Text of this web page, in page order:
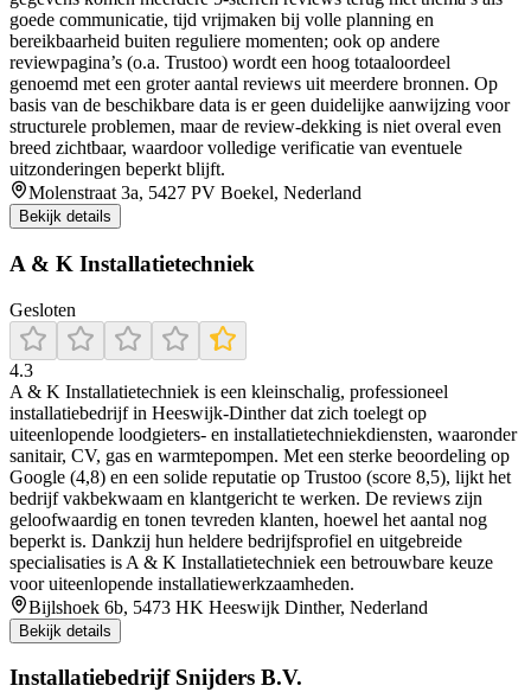
goede communicatie, tijd vrijmaken bij volle planning en
bereikbaarheid buiten reguliere momenten; ook op andere
reviewpagina’s (o.a. Trustoo) wordt een hoog totaaloordeel
genoemd met een groter aantal reviews uit meerdere bronnen. Op
basis van de beschikbare data is er geen duidelijke aanwijzing voor
structurele problemen, maar de review-dekking is niet overal even
breed zichtbaar, waardoor volledige verificatie van eventuele
uitzonderingen beperkt blijft.
Molenstraat 3a, 5427 PV Boekel, Nederland
Bekijk details
A & K Installatietechniek
Gesloten
4.3
A & K Installatietechniek is een kleinschalig, professioneel
installatiebedrijf in Heeswijk‑Dinther dat zich toelegt op
uiteenlopende loodgieters- en installatietechniekdiensten, waaronder
sanitair, CV, gas en warmtepompen. Met een sterke beoordeling op
Google (4,8) en een solide reputatie op Trustoo (score 8,5), lijkt het
bedrijf vakbekwaam en klantgericht te werken. De reviews zijn
geloofwaardig en tonen tevreden klanten, hoewel het aantal nog
beperkt is. Dankzij hun heldere bedrijfsprofiel en uitgebreide
specialisaties is A & K Installatietechniek een betrouwbare keuze
voor uiteenlopende installatiewerkzaamheden.
Bijlshoek 6b, 5473 HK Heeswijk Dinther, Nederland
Bekijk details
Installatiebedrijf Snijders B.V.